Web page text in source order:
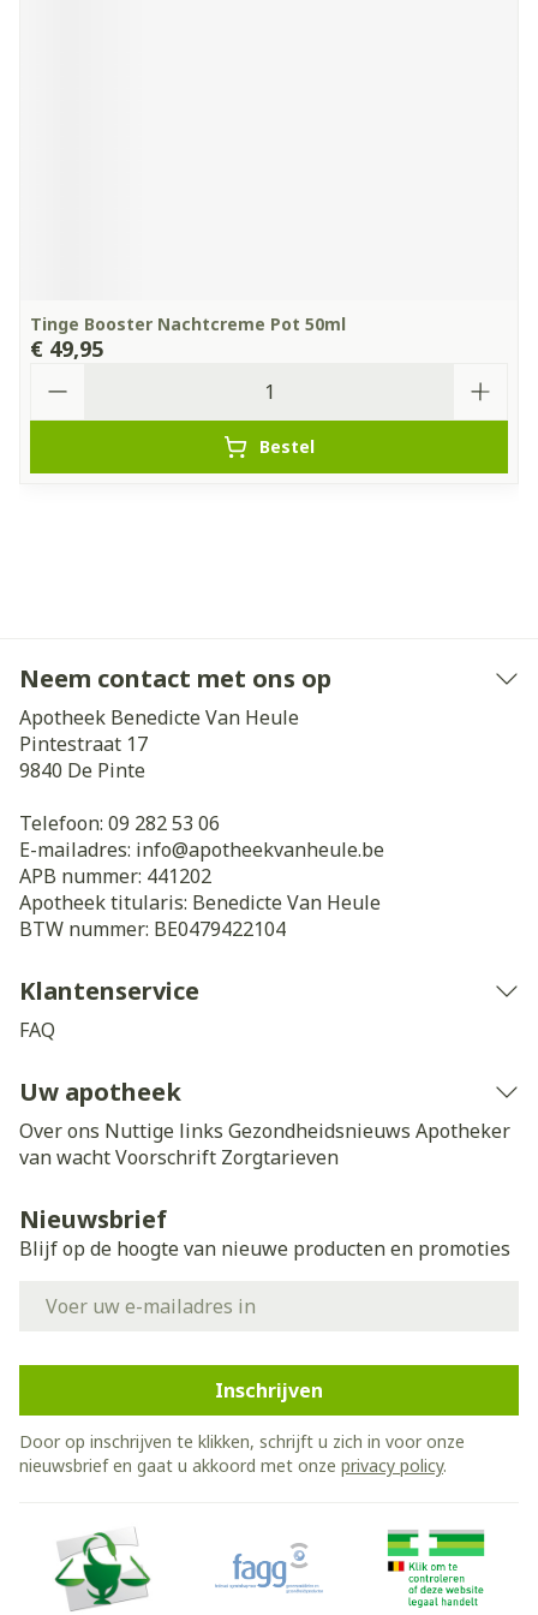
Tinge Booster Nachtcreme Pot 50ml
€ 49,95
Bestel
Neem contact met ons op
Apotheek Benedicte Van Heule
Pintestraat 17
9840 De Pinte
Telefoon: 09 282 53 06
E-mailadres: info@apotheekvanheule.be
APB nummer: 441202
Apotheek titularis: Benedicte Van Heule
BTW nummer: BE0479422104
Klantenservice
FAQ
Uw apotheek
Over ons Nuttige links Gezondheidsnieuws Apotheker
van wachtVoorschrift Zorgtarieven
Nieuwsbrief
Blijf op de hoogte van nieuwe producten en promoties
Inschrijven
Door op inschrijven te klikken, schrijft u zich in voor onze
nieuwsbrief en gaat u akkoord met onze privacy policy.